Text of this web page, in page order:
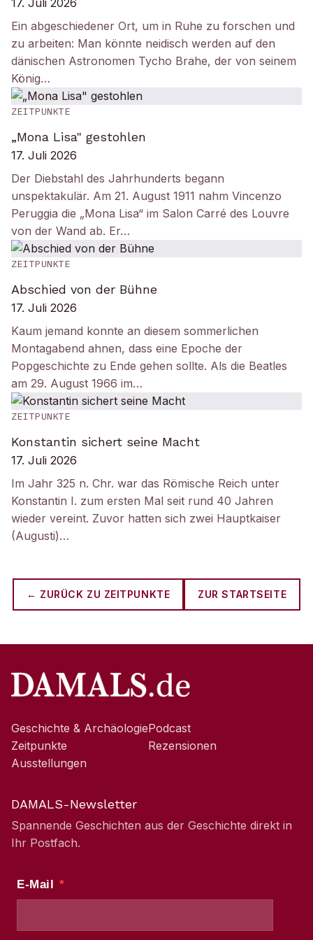
17. Juli 2026
Ein abgeschiedener Ort, um in Ruhe zu forschen und
zu arbeiten: Man könnte neidisch werden auf den
dänischen Astronomen Tycho Brahe, der von seinem
König…
ZEITPUNKTE
„Mona Lisa" gestohlen
17. Juli 2026
Der Diebstahl des Jahrhunderts begann
unspektakulär. Am 21. August 1911 nahm Vincenzo
Peruggia die „Mona Lisa“ im Salon Carré des Louvre
von der Wand ab. Er…
ZEITPUNKTE
Abschied von der Bühne
17. Juli 2026
Kaum jemand konnte an diesem sommerlichen
Montagabend ahnen, dass eine Epoche der
Popgeschichte zu Ende gehen sollte. Als die Beatles
am 29. August 1966 im…
ZEITPUNKTE
Konstantin sichert seine Macht
17. Juli 2026
Im Jahr 325 n. Chr. war das Römische Reich unter
Konstantin I. zum ersten Mal seit rund 40 Jahren
wieder vereint. Zuvor hatten sich zwei Hauptkaiser
(Augusti)…
← ZURÜCK ZU ZEITPUNKTE ZUR STARTSEITE
Geschichte & Archäologie
Zeitpunkte
Ausstellungen
Podcast
Rezensionen
DAMALS-Newsletter
Spannende Geschichten aus der Geschichte direkt in
Ihr Postfach.